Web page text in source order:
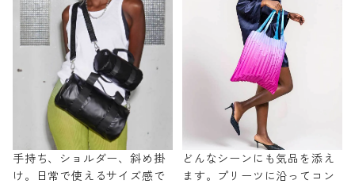
手持ち、ショルダー、斜め掛
け。日常で使えるサイズ感で
どんなシーンにも気品を添え
ます。プリーツに沿ってコン